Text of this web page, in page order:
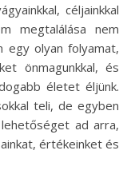
céljainkkal
megtalálása nem
egy olyan folyamat,
önmagunkkal, és
életet éljünk.
teli, de egyben
ad arra,
értékeinket és